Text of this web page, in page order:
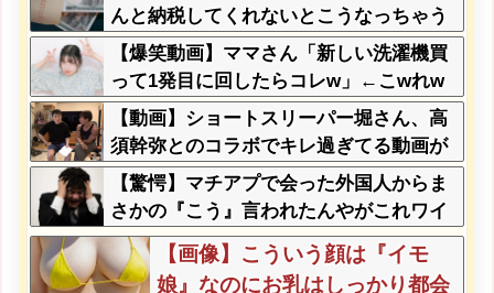
んと納税してくれないとこうなっちゃう
けどどうする？！」←これw w w w w w
w w
【爆笑動画】ママさん「新しい洗濯機買
って1発目に回したらコレw」←こwれw
はw w w w w w w w w w
【動画】ショートスリーパー堀さん、高
須幹弥とのコラボでキレ過ぎてる動画が
ヤバいｗｗｗｗｗ
【驚愕】マチアプで会った外国人からま
さかの『こう』言われたんやがこれワイ
詰みか？？？？？？？
【画像】こういう顔は『イモ
娘』なのにお乳はしっかり都会